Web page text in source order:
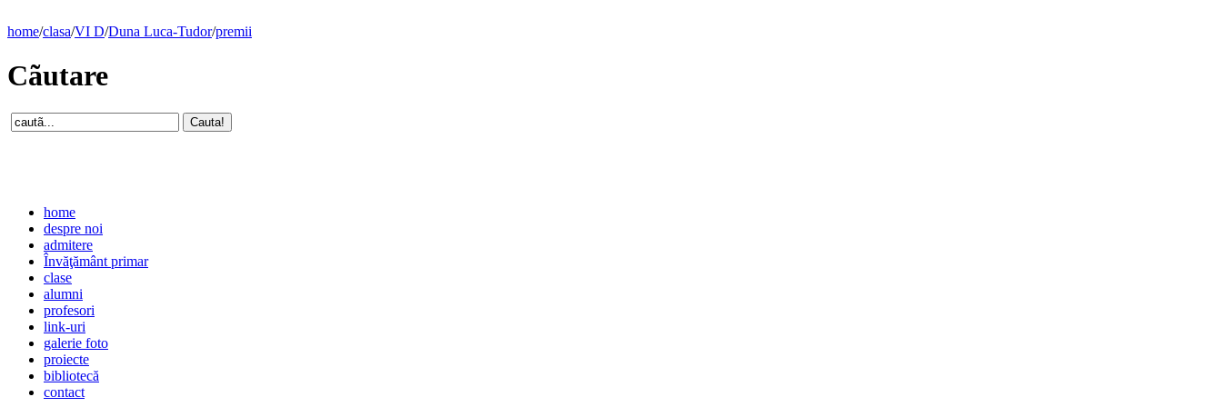
home/clasa/VI D/Duna Luca-Tudor/premii
Cãutare
home
despre noi
admitere
Învăţământ primar
clase
alumni
profesori
link-uri
galerie foto
proiecte
bibliotecă
contact